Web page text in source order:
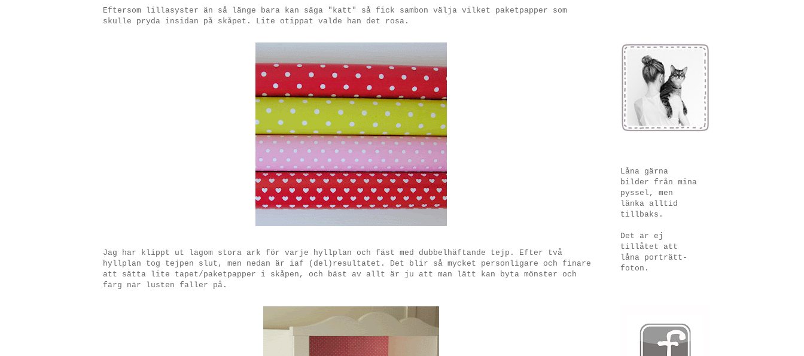
Eftersom lillasyster än så länge bara kan säga "katt" så fick sambon välja vilket paketpapper som
skulle pryda insidan på skåpet. Lite otippat valde han det rosa.
Jag har klippt ut lagom stora ark för varje hyllplan och fäst med dubbelhäftande tejp. Efter två
hyllplan tog tejpen slut, men nedan är iaf (del)resultatet. Det blir så mycket personligare och finare
att sätta lite tapet/paketpapper i skåpen, och bäst av allt är ju att man lätt kan byta mönster och
färg när lusten faller på.
Låna gärna
bilder från mina
pyssel, men
länka alltid
tillbaks.
Det är ej
tillåtet att
låna porträtt-
foton.